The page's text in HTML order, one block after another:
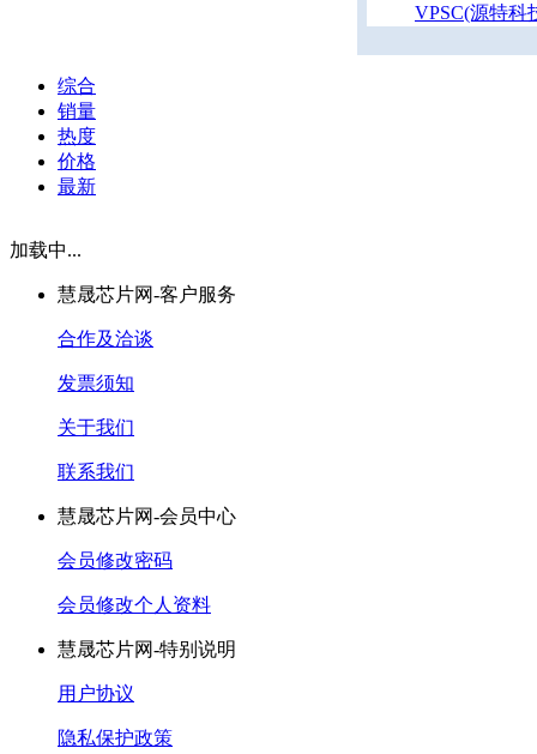
VPSC(源特科
综合
销量
热度
价格
最新
加载中...
慧晟芯片网-客户服务
合作及洽谈
发票须知
关于我们
联系我们
慧晟芯片网-会员中心
会员修改密码
会员修改个人资料
慧晟芯片网-特别说明
用户协议
隐私保护政策